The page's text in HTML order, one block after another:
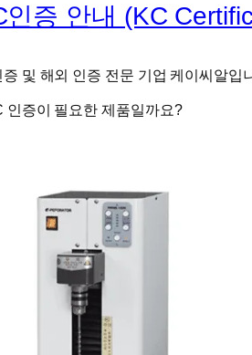
인증 안내 (KC
및 해외 인증 전문 기업 케이씨알입
인증이 필요한 제품일까요?